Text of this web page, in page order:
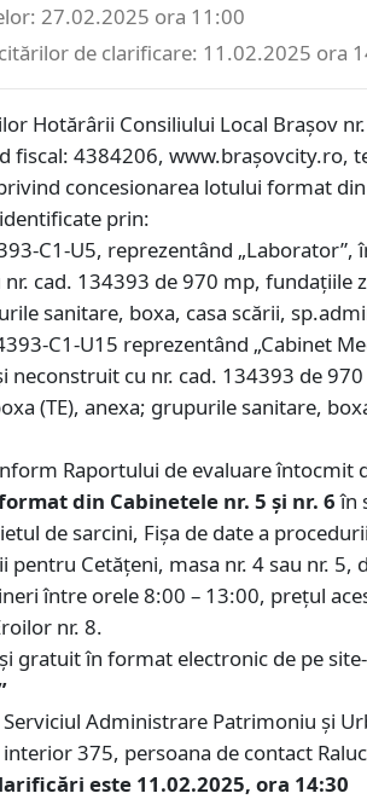
27.02.2025 ora 11:00
de clarificare: 11.02.2025 ora
Hotărârii Consiliului Local Brașov
fiscal: 4384206,
concesionarea lotului format
prin:
C1-U5, reprezentând
cad. 134393 de 970 mp,
sanitare, boxa, casa scării,
C1-U15 reprezentând „Cabinet
cu nr. cad. 134393 de
(TE), anexa; grupurile sanitare,
Raportului de evaluare întocmit
din Cabinetele nr. 5 și nr. 6în
de sarcini, Fișa de date a
Cetățeni, masa nr. 4 sau nr.
între orele 8:00 – 13:00, prețul
nr. 8.
gratuit în format electronic de pe
Administrare Patrimoniu și
375, persoana de contact
este 11.02.2025, ora 14:30